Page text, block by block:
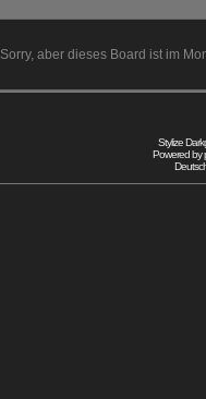
Sorry, aber dieses Board ist im
Stylize
Powered by